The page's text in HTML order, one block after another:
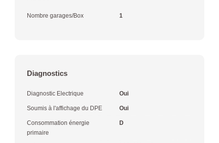
Nombre garages/Box 1
Diagnostics
Diagnostic Electrique Oui
Soumis à l'affichage du DPE Oui
Consommation énergie
primaire
D